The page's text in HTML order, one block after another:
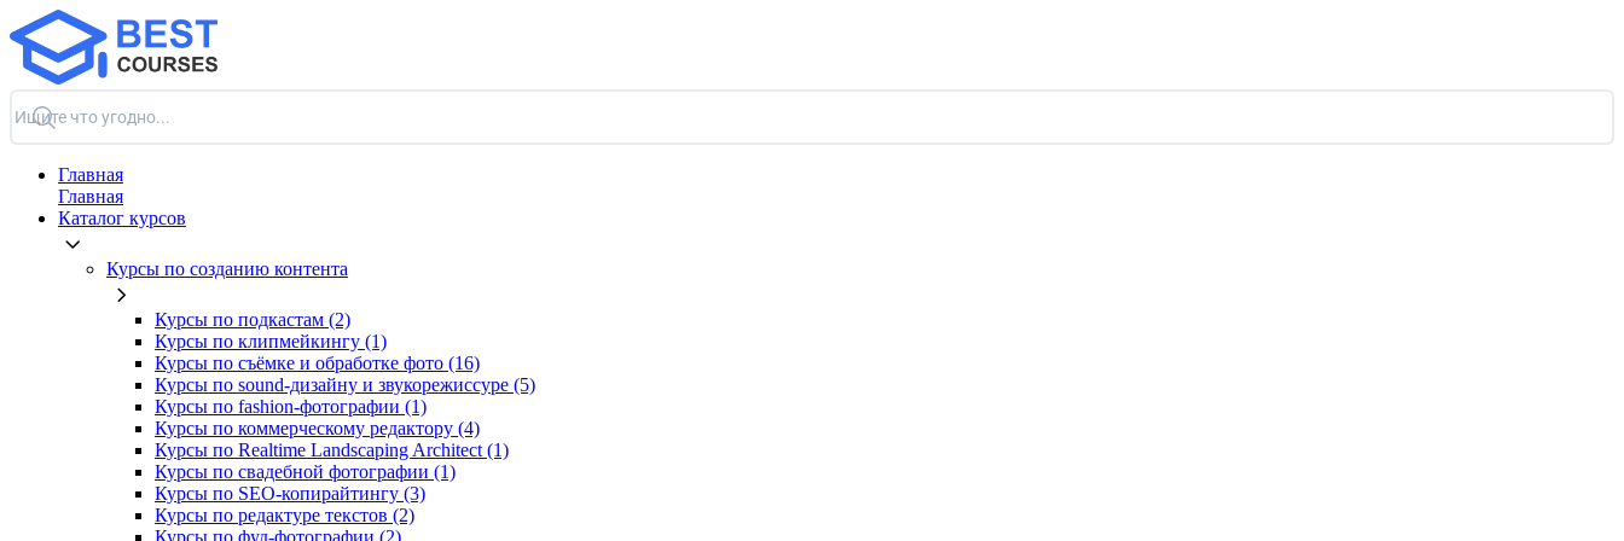
Главная
Главная
Каталог курсов
Курсы по созданию контента
Курсы по подкастам (2)
Курсы по клипмейкингу (1)
Курсы по съёмке и обработке фото (16)
Курсы по sound-дизайну и звукорежиссуре (5)
Курсы по fashion-фотографии (1)
Курсы по коммерческому редактору (4)
Курсы по Realtime Landscaping Architect (1)
Курсы по свадебной фотографии (1)
Курсы по SEO-копирайтингу (3)
Курсы по редактуре текстов (2)